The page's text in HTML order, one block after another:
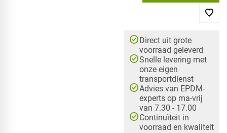
check_circleDirect uit grote
voorraad geleverd
check_circleSnelle levering met
onze eigen
transportdienst
check_circleAdvies van EPDM-
experts op ma-vrij
van 7.30 - 17.00
check_circleContinuïteit in
voorraad en kwaliteit